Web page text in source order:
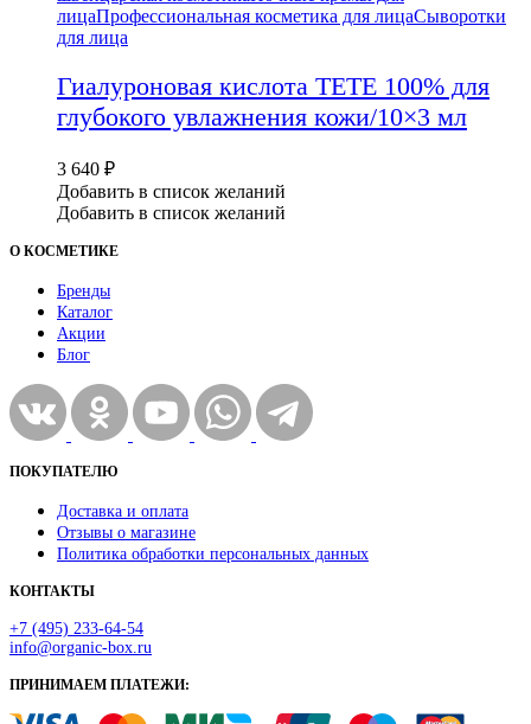
лицаПрофессиональная косметика для лицаСыворотки
для лица
Гиалуроновая кислота TETE 100% для
глубокого увлажнения кожи/10×3 мл
3 640 ₽
Добавить в список желаний
Добавить в список желаний
О КОСМЕТИКЕ
Бренды
Каталог
Акции
Блог
ПОКУПАТЕЛЮ
Доставка и оплата
Отзывы о магазине
Политика обработки персональных данных
КОНТАКТЫ
+7 (495) 233-64-54
info@organic-box.ru
ПРИНИМАЕМ ПЛАТЕЖИ: